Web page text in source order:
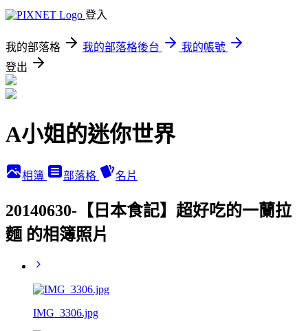
登入
我的部落格 我的部落格後台
我的帳號
登出
A小姐的迷你世界
相簿 部落格 名片
20140630-【日本食記】超好吃的一蘭拉
麵 的相簿照片
IMG_3306.jpg